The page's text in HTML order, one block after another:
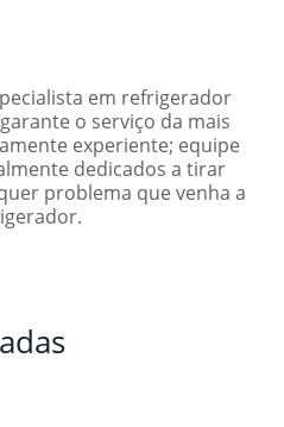
em refrigerador
o serviço da mais
experiente; equipe
dedicados a tirar
problema que venha a